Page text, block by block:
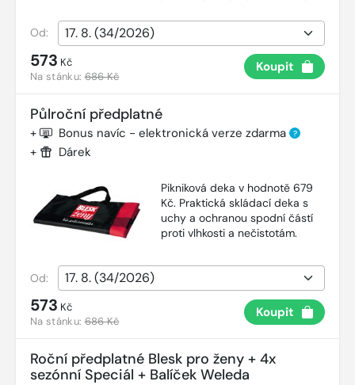
Od:
573 Kč
Na stánku:686 Kč
Koupit
Půlroční předplatné
+ Bonus navíc - elektronická verze zdarma ?
+ Dárek
Pikniková deka v hodnotě 679
Kč. Praktická skládací deka s
uchy a ochranou spodní částí
proti vlhkosti a nečistotám.
Od:
573 Kč
Na stánku:686 Kč
Koupit
Roční předplatné Blesk pro ženy + 4x
sezónní Speciál + Balíček Weleda